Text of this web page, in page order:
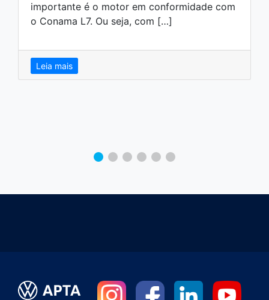
importante é o motor em conformidade com
o Conama L7. Ou seja, com […]
Leia mais